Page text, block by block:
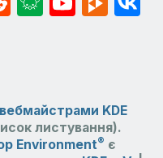
вебмайстрами KDE
листування).
Environment® є